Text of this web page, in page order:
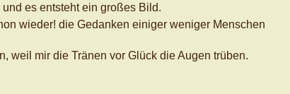
es entsteht ein großes Bild.
wieder! die Gedanken einiger weniger Menschen
weil mir die Tränen vor Glück die Augen trüben.